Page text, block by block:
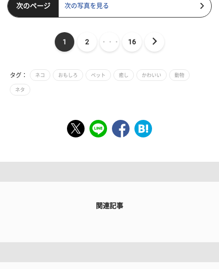
次のページ 次の写真を見る
1 2 ・・・ 16
タグ： ネコ おもしろ ペット 癒し かわいい 動物
ネタ
関連記事